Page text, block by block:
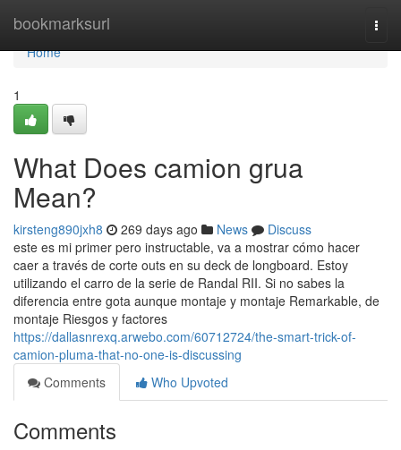
bookmarksurl
Home
Home
1
What Does camion grua
Mean?
kirsteng890jxh8 269 days ago News
Discuss
este es mi primer pero instructable, va a mostrar cómo hacer
caer a través de corte outs en su deck de longboard. Estoy
utilizando el carro de la serie de Randal RII. Si no sabes la
diferencia entre gota aunque montaje y montaje Remarkable, de
montaje Riesgos y factores
https://dallasnrexq.arwebo.com/60712724/the-smart-trick-of-
camion-pluma-that-no-one-is-discussing
Comments
Who Upvoted
Comments